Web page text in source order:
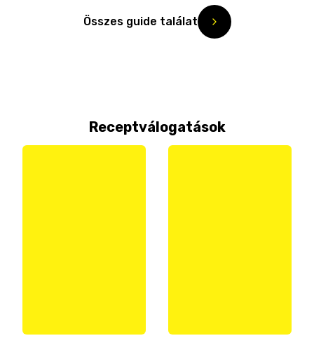
Összes guide találat
Receptválogatások